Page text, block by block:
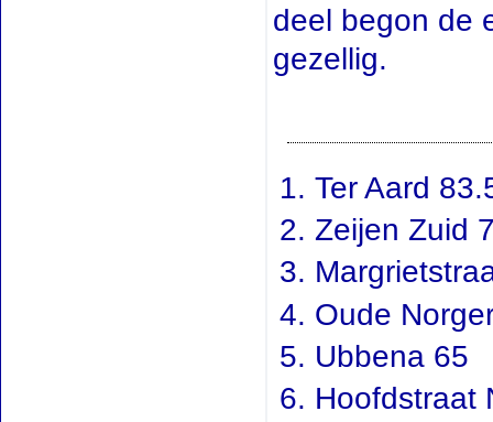
deel begon de
gezellig.
Ter Aard
Zeijen Zuid
Oude
Ubbena 65
Hoofdstraat